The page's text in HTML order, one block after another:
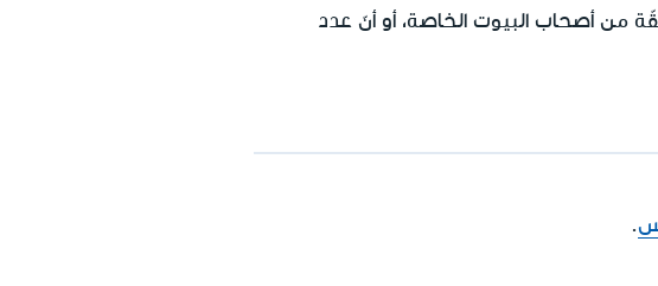
في البلدة أقلّ من 30 عائلة استأجرت شقّة من أصحاب البيوت الخاصة، أو أنّ عدد
.